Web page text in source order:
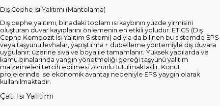
Dış Cephe Isı Yalıtımı (Mantolama)
Dış cephe yalıtımı, binadaki toplam ısı kaybının yüzde yirmisini
oluşturan duvar kayıplarını önlemenin en etkili yoludur. ETICS (Dış
Cephe Kompozit Isı Yalıtım Sistemi) adıyla da bilinen bu sistemde EPS
veya taşyünü levhalar, yapıştırma + dübelleme yöntemiyle dış duvara
uygulanır; üzerine sıva ve boya ile tamamlanır. Yüksek yapılarda ve
kamu binalarında yangın yönetmeliği gereği taşyünü yalıtım
malzemeleri tercih edilmesi zorunlu tutulmaktadır. Konut
projelerinde ise ekonomik avantajı nedeniyle EPS yaygın olarak
kullanılmaktadır.
Çatı Isı Yalıtımı